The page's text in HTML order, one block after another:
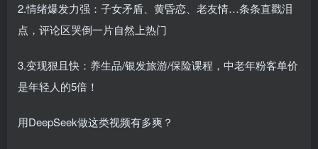
2.情绪爆发力强：子女矛盾、黄昏恋、老友情…条条直戳泪
点，评论区哭倒一片自然上热门
3.变现狠且快：养生品/银发旅游/保险课程，中老年粉客单价
是年轻人的5倍！
用DeepSeek做这类视频有多爽？